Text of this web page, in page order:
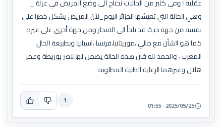
عقلية ! وفي كثير من الحالات نحتاج الى وضع المريض في عزلة _
وهي الحالة التي تعيشها الجزائر اليوم_لأن المريض يشكل خطرا على
نفسه من جهة حيث قد يلجأ الى الانتحار ومن جهة أخرى على غيره
كما هو الشأن مع مالي ،موريتانيا،فرنسا ،اسبانيا وبطبيعة الحال
المغرب ، والحمد لله فان هذه الحالة يضمن لها ناصر بوريطة وعمر
هلال وغيرهما الرعاية الطبية المطلوبة
2025/05/25 - 01:55
1